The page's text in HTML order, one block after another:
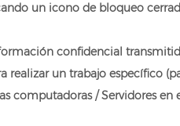
un icono de bloqueo
confidencial
un trabajo específico
computadoras / Servidores